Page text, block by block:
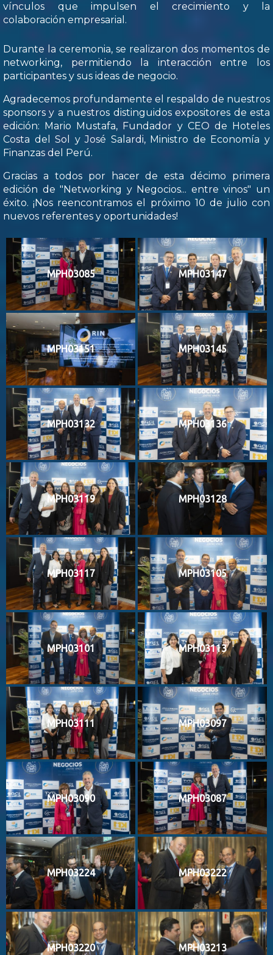
vínculos que impulsen el crecimiento y la
colaboración empresarial.
Durante la ceremonia, se realizaron dos momentos de
networking, permitiendo la interacción entre los
participantes y sus ideas de negocio.
Agradecemos profundamente el respaldo de nuestros
sponsors y a nuestros distinguidos expositores de esta
edición: Mario Mustafa, Fundador y CEO de Hoteles
Costa del Sol y José Salardi, Ministro de Economía y
Finanzas del Perú.
Gracias a todos por hacer de esta décimo primera
edición de "Networking y Negocios... entre vinos" un
éxito. ¡Nos reencontramos el próximo 10 de julio con
nuevos referentes y oportunidades!
MPH03085 MPH03147
MPH03151 MPH03145
MPH03132 MPH03136
MPH03119 MPH03128
MPH03117 MPH03105
MPH03101 MPH03113
MPH03111 MPH03097
MPH03090 MPH03087
MPH03224 MPH03222
MPH03220 MPH03213